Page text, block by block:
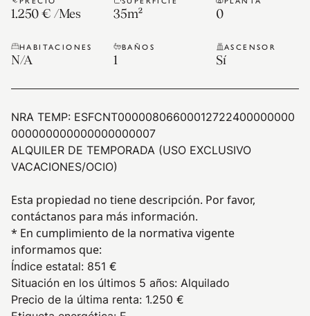
1.250 € /Mes 35m² 0
HABITACIONES
N/A
BAÑOS
1
ASCENSOR
Sí
NRA TEMP: ESFCNT00000806600012722400000000
000000000000000000007
ALQUILER DE TEMPORADA (USO EXCLUSIVO
VACACIONES/OCIO)
Esta propiedad no tiene descripción. Por favor,
contáctanos para más información.
* En cumplimiento de la normativa vigente
informamos que:
Índice estatal: 851 €
Situación en los últimos 5 años: Alquilado
Precio de la última renta: 1.250 €